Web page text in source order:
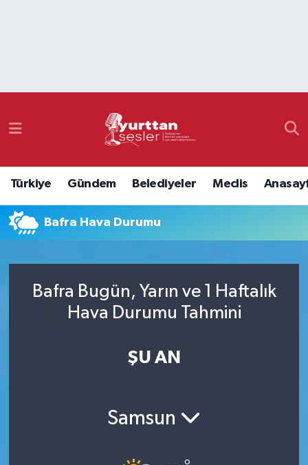
Türkiye Gündem Belediyeler Meclis
Bafra Hava Durumu
Bafra Bugün, Yarın ve 1 Haftalık
Hava Durumu Tahmini
ŞU AN
Samsun
Namaz Vakitleri
Süper Lig Puan Durumu ve Fikstür
Tüm Manşetler
Son Dakika Haberleri
Haber Arşivi